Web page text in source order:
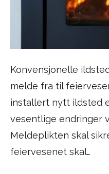
Konvensjonelle
melde fra til
installert nytt ildsted
vesentlige endringer
Meldeplikten skal
feiervesenet skal…